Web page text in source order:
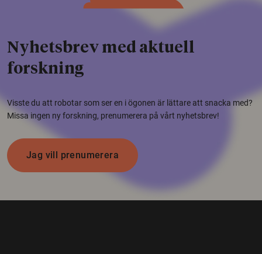
Nyhetsbrev med aktuell
forskning
Visste du att robotar som ser en i ögonen är lättare att snacka med?
Missa ingen ny forskning, prenumerera på vårt nyhetsbrev!
Jag vill prenumerera